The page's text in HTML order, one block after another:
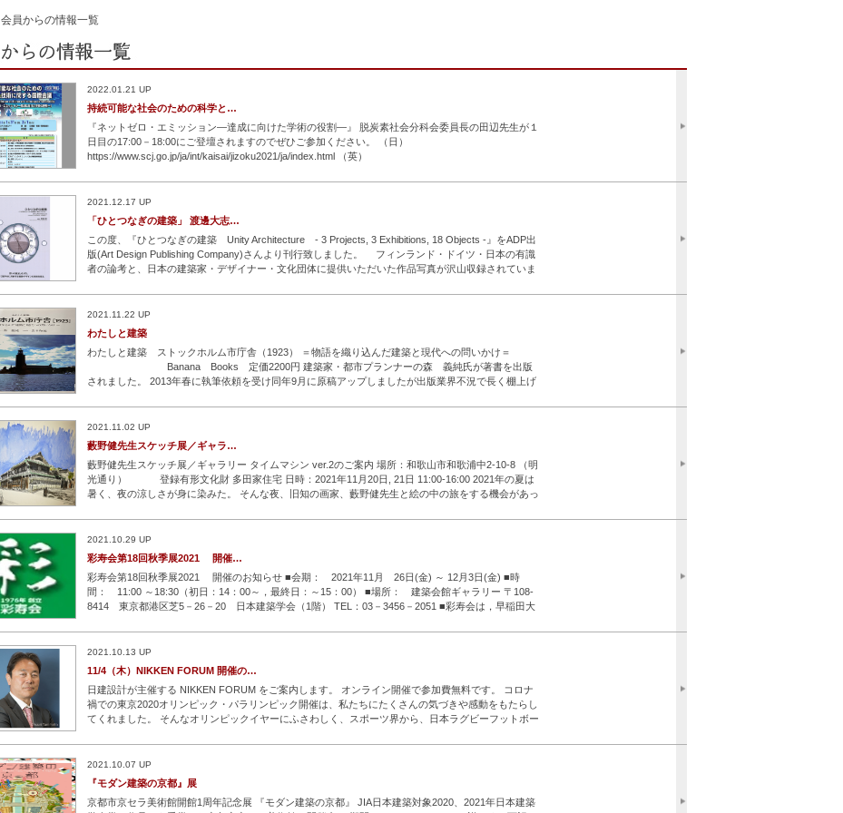
会員からの情報一覧
2022.01.21 UP
持続可能な社会のための科学と…
『ネットゼロ・エミッション―達成に向けた学術の役割―』 脱炭素社会分科会委員長の田辺先生が１
日目の17:00－18:00にご登壇されますのでぜひご参加ください。 （日）
https://www.scj.go.jp/ja/int/kaisai/jizoku2021/ja/index.html （英）
【日時】2022年1月31日（月）16:00－18:00 2022年2月1日（火…続きを読む
2021.12.17 UP
「ひとつなぎの建築」 渡邊大志…
この度、『ひとつなぎの建築 Unity Architecture - 3 Projects, 3 Exhibitions, 18 Objects -』をADP出
版(Art Design Publishing Company)さんより刊行致しました。 フィンランド・ドイツ・日本の有識
者の論考と、日本の建築家・デザイナー・文化団体に提供いただいた作品写真が沢山収録されていま
す。価格は税込…続きを読む
2021.11.22 UP
わたしと建築
わたしと建築 ストックホルム市庁舎（1923） ＝物語を織り込んだ建築と現代への問いかけ＝
Banana Books 定価2200円 建築家・都市プランナーの森 義純氏が著書を出版
されました。 2013年春に執筆依頼を受け同年9月に原稿アップしましたが出版業界不況で長く棚上げ
様々な物語が挿入され…続きを読む
2021.11.02 UP
藪野健先生スケッチ展／ギャラ…
藪野健先生スケッチ展／ギャラリー タイムマシン ver.2のご案内 場所：和歌山市和歌浦中2-10-8 （明
光通り） 登録有形文化財 多田家住宅 日時：2021年11月20日, 21日 11:00-16:00 2021年の夏は
暑く、夜の涼しさが身に染みた。 そんな夜、旧知の画家、藪野健先生と絵の中の旅をする機会があっ
の…続きを読む
2021.10.29 UP
彩寿会第18回秋季展2021 開催…
彩寿会第18回秋季展2021 開催のお知らせ ■会期： 2021年11月 26日(金) ～ 12月3日(金) ■時
間： 11:00 ～18:30（初日：14：00～，最終日：～15：00） ■場所： 建築会館ギャラリー 〒108-
8414 東京都港区芝5－26－20 日本建築学会（1階） TEL：03－3456－2051 ■彩寿会は，早稲田大
に現在29名…続きを読む
2021.10.13 UP
11/4（木）NIKKEN FORUM 開催の…
日建設計が主催する NIKKEN FORUM をご案内します。 オンライン開催で参加費無料です。 コロナ
禍での東京2020オリンピック・パラリンピック開催は、私たちにたくさんの気づきや感動をもたらし
てくれました。 そんなオリンピックイヤーにふさわしく、スポーツ界から、日本ラグビーフットボー
様なメンバーをまと…続きを読む
2021.10.07 UP
『モダン建築の京都』展
京都市京セラ美術館開館1周年記念展 『モダン建築の京都』 JIA日本建築対象2020、2021年日本建築